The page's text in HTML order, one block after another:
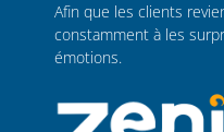
Afin que les clients
constamment à les
émotions.